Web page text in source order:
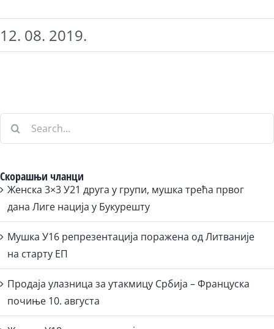
12. 08. 2019.
Search
Скорашњи чланци
Женска 3×3 У21 друга у групи, мушка трећа првог
дана Лиге нација у Букурешту
Мушка У16 репрезентација поражена од Литваније
на старту ЕП
Продаја улазница за утакмицу Србија – Француска
почиње 10. августа